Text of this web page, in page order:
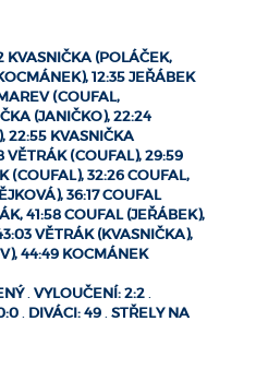
KVASNIČKA (POLÁČEK,
12:35 JEŘÁBEK
(COUFAL,
(JANIČKO), 22:24
22:55 KVASNIČKA
VĚTRÁK (COUFAL), 29:59
(COUFAL), 32:26 COUFAL,
36:17 COUFAL
41:58 COUFAL (JEŘÁBEK),
VĚTRÁK (KVASNIČKA),
44:49 KOCMÁNEK
. VYLOUČENÍ: 2:2.
. DIVÁCI: 49. STŘELY NA